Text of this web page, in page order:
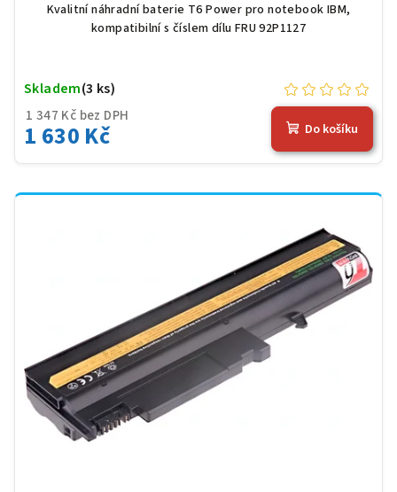
Kvalitní náhradní baterie T6 Power pro notebook IBM,
kompatibilní s číslem dílu FRU 92P1127
1 347 Kč bez DPH
1 630 Kč
Skladem(3 ks)
Do košíku